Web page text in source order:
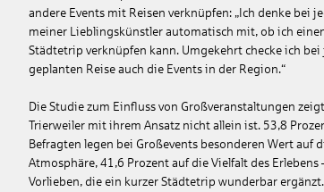
andere Events mit Reisen verknüpfen: „Ich denke bei
meiner Lieblingskünstler automatisch mit, ob ich
Städtetrip verknüpfen kann. Umgekehrt checke ich bei
geplanten Reise auch die Events in der Region.“
Die Studie zum Einfluss von Großveranstaltungen
Trierweiler mit ihrem Ansatz nicht allein ist. 53,8
Befragten legen bei Großevents besonderen Wert auf
Atmosphäre, 41,6 Prozent auf die Vielfalt des Erlebens
Vorlieben, die ein kurzer Städtetrip wunderbar ergänzt.